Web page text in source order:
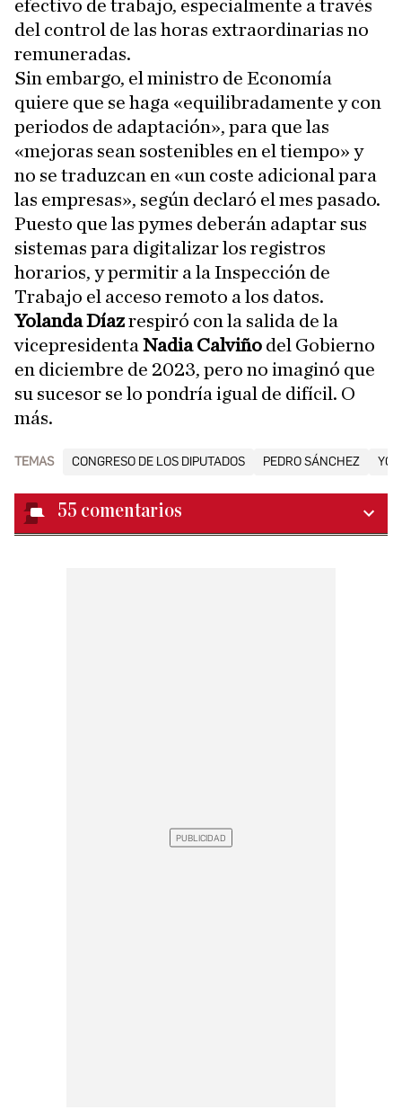
efectivo de trabajo, especialmente a través
del control de las horas extraordinarias no
remuneradas.
Sin embargo, el ministro de Economía
quiere que se haga «equilibradamente y con
periodos de adaptación», para que las
«mejoras sean sostenibles en el tiempo» y
no se traduzcan en «un coste adicional para
las empresas», según declaró el mes pasado.
Puesto que las pymes deberán adaptar sus
sistemas para digitalizar los registros
horarios, y permitir a la Inspección de
Trabajo el acceso remoto a los datos.
Yolanda Díazrespiró con la salida de la
vicepresidenta Nadia Calviño del Gobierno
en diciembre de 2023, pero no imaginó que
su sucesor se lo pondría igual de difícil. O
más.
TEMAS CONGRESO DE LOS DIPUTADOS PEDRO SÁNCHEZ
55 comentarios